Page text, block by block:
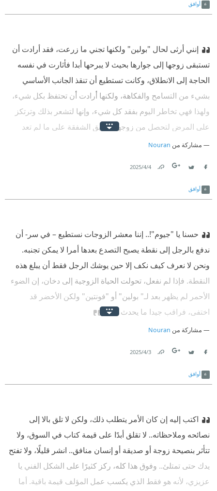
أوافق
إنني أرثى لحال "بولين" ولكنها تجني ما زرعت، فقد أرادت أن
تستبقى زوجها إلى جوارها بحيث لا يبرحها أبدا فأثارت في نفسه
الحاجة إلى الانطلاق، وكانت تستطيع أن تنقذ الجانب الأساسي
بشيء من التسامح والفكاهة، ولكنها أرادت أن تحتفظ بكل شيء،
ولهذا فهي تخاطر اليوم بفقد كل شيء، وإنها لتشعر بذلك وترتكز
على المرض لتحصل من زوجها بطريق الشفقة على ما لم تعد
تستطيع أن تحصل عليه منه بطريق العاطفة..‏
مشاركة من Nouran
4‏/4‏/2025
أوافق
حسنا یا "جيوم"!.. إننا معشر الزوجات نستطيع – في سر- أن
ندفع بالرجل إلى نقطة يصبح التصدع بعدها أمرا لا يمكن تجنبه.
ونحن لا نعرف كيف نكف إلا حين يوشك الرجل فقط أن يبلغ هذه
النقطة. فإذا لم نفعل، تحولت الحياة الزوجية إلى دخان، إن الضوء
الأحمر لم يظهر بعد لـ" بولين" أو "فونتين" ولكن الأخضر قد
اختفى، فراقب جيدا ما يحدث الآن!‏
مشاركة من Nouran
3‏/4‏/2025
أوافق
اكتب إليه إن كان الأمر يتطلب ذلك، ولكن لا تلق بالا إلى
نصائحه وملاحظاته.. لا تقلق أبدًا على قيمة كتاب في السوق، ولا
تتأثر بنصيحة زوجة أو صديقة أو إنسان منافق.. انشر قليلًا، ولا تفتح
يدك حتى تمتلئ.. وفوق هذا كله، ركز كثيرًا على الشكل الفني يا
عزيزي، لأنه هو فقط الذي يكسب عمل المؤلف قيمة باقية. أما